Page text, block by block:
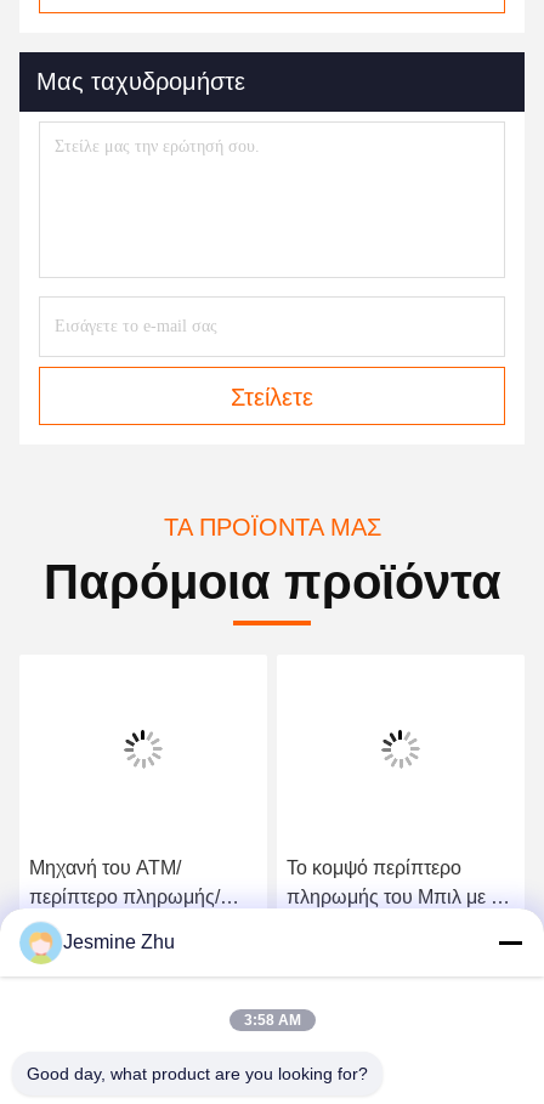
Μας ταχυδρομήστε
Στείλετε
ΤΑ ΠΡΟΪΌΝΤΑ ΜΑΣ
Παρόμοια προϊόντα
Μηχανή του ATM/
περίπτερο πληρωμής/
μηχανή πληρωμής με τα
τμήματα ασφάλειας και
συνήθεια Desgin από LKS
Πάρτε την καλύτερη τιμή
Το κομψό περίπτερο
πληρωμής του Μπιλ με τα
το σχέδιο, οικονομικώς
αποδοτικό περίπτερο του
Jesmine Zhu
3:58 AM
Good day, what product are you looking for?